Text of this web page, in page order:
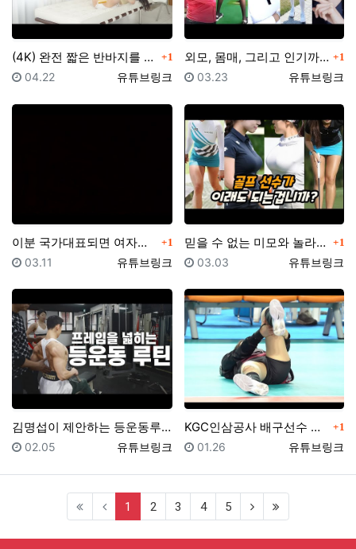
(4K) 완전 짧은 반바지를 입고 모닝 요가를 (약 후… 댓글
1
등록자
유튜브링크
등록일
04.22
외모, 몸매, 그리고 인기까지 최상의 KLPGA 미녀 … 댓글
1
등록자
유튜브링크
등록일
03.23
이분 국가대표되면 여자배구 인기 10배 됩니다... 여… 댓글
1
등록자
유튜브링크
등록일
03.11
믿을 수 없는 미모와 놀라운 피지컬을 보유한 골프여신 … 댓글
1
등록자
유튜브링크
등록일
03.03
김명섭이 제안하는 등운동루틴영상(랫풀다운,시티드로우,데…
등록자
유튜브링크
등록일
02.05
KGC인삼공사 배구선수 채선아 팔로우캠[4k] 댓글
1
등록자
유튜브링크
등록일
01.26
1 (current)
2 3 4 5